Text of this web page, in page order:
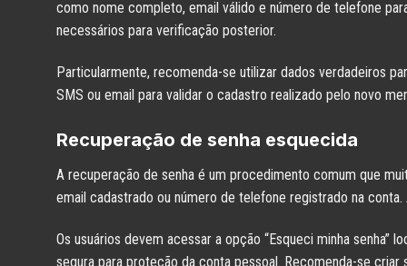
como nome completo, email válido e número de telefone
necessários para verificação posterior.
Particularmente, recomenda-se utilizar dados verdadeiros
SMS ou email para validar o cadastro realizado pelo novo
Recuperação de senha esquecida
A recuperação de senha é um procedimento comum que
email cadastrado ou número de telefone registrado na
Os usuários devem acessar a opção “Esqueci minha senha”
segura para proteção da conta pessoal. Recomenda-se